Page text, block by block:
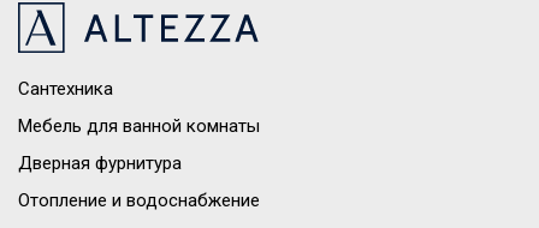
Сантехника
Мебель для ванной комнаты
Дверная фурнитура
Отопление и водоснабжение